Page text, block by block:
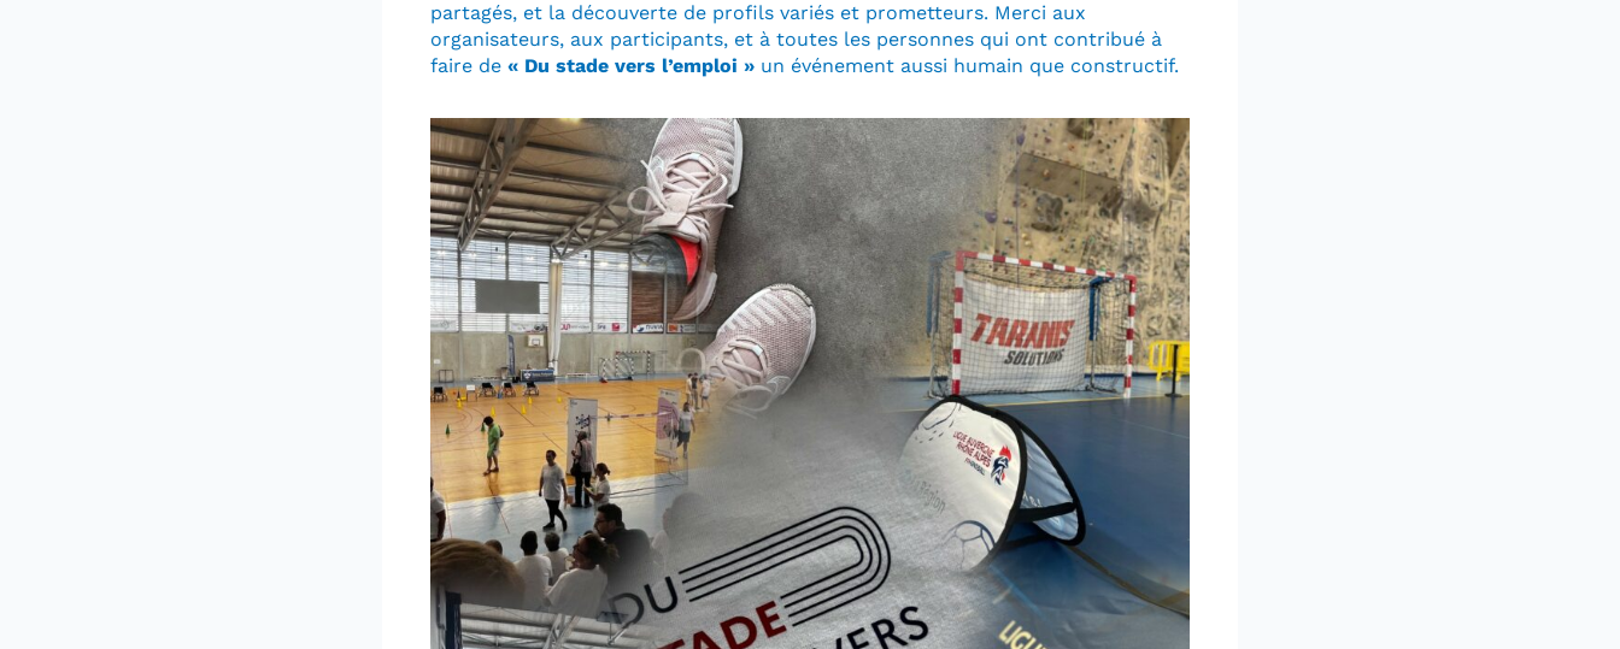
partagés, et la découverte de profils variés et prometteurs. Merci aux
organisateurs, aux participants, et à toutes les personnes qui ont contribué à
faire de « Du stade vers l’emploi » un événement aussi humain que constructif.